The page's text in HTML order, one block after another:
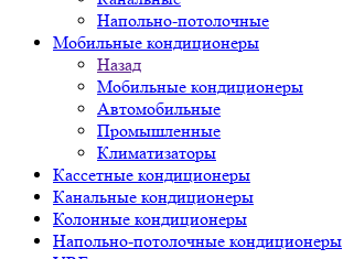
Напольно-потолочные
Мобильные кондиционеры
Назад
Мобильные кондиционеры
Автомобильные
Промышленные
Климатизаторы
Кассетные кондиционеры
Канальные кондиционеры
Колонные кондиционеры
Напольно-потолочные кондиционеры